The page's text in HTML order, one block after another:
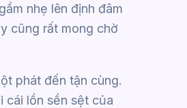
nhẹ lên định đâm
cũng rất mong chờ
phát đến tận cùng.
cái lồn sền sệt của